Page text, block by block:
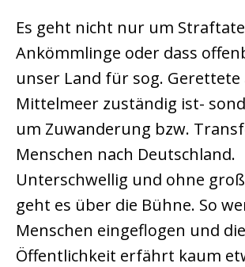
Es geht nicht nur um
Ankömmlinge oder dass
unser Land für sog. Gerettete
Mittelmeer zuständig ist-
um Zuwanderung bzw.
Menschen nach Deutschland.
Unterschwellig und ohne
geht es über die Bühne. So
Menschen eingeflogen und die
Öffentlichkeit erfährt kaum